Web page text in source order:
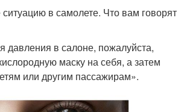
в самолете. Что вам говорят
давления в салоне, пожалуйста,
маску на себя, а затем
или другим пассажирам».